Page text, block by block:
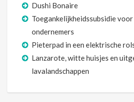
Dushi Bonaire
Toegankelijkheidssubsidie
ondernemers
Pieterpad in een elektrische
Lanzarote, witte huisjes en
lavalandschappen